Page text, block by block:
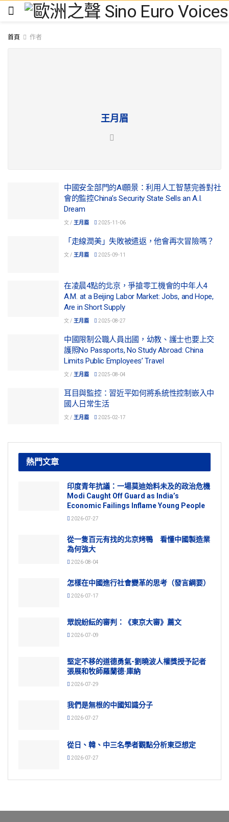
首頁 作者
王月眉
中國安全部門的AI願景：利用人工智慧完善對社
會的監控China’s Security State Sells an A.I.
Dream
文 / 王月眉 2025-11-06
「走線潤美」失敗被遣返，他會再次冒險嗎？
文 / 王月眉 2025-09-11
在凌晨4點的北京，爭搶零工機會的中年人4
A.M. at a Beijing Labor Market: Jobs, and Hope,
Are in Short Supply
文 / 王月眉 2025-08-27
中國限制公職人員出國，幼教、護士也要上交
護照No Passports, No Study Abroad: China
Limits Public Employees’ Travel
文 / 王月眉 2025-08-04
耳目與監控：習近平如何將系統性控制嵌入中
國人日常生活
文 / 王月眉 2025-02-17
熱門文章
印度青年抗議：一場莫迪始料未及的政治危機
Modi Caught Off Guard as India’s
Economic Failings Inflame Young People
2026-07-27
從一隻百元有找的北京烤鴨 看懂中國製造業
為何強大
2026-08-04
怎樣在中國進行社會變革的思考（發言綱要）
2026-07-17
眾說紛紜的審判：《東京大審》薦文
2026-07-09
堅定不移的道德勇氣-劉曉波人權獎授予記者
張展和牧師羅蘭德·庫納
2026-07-29
我們是無根的中國知識分子
2026-07-27
從日、韓、中三名學者觀點分析東亞想定
2026-07-27